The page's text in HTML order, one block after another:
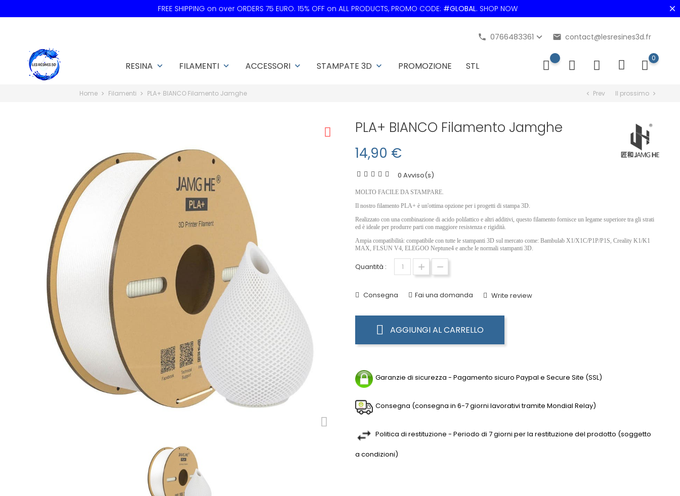
FREE SHIPPING on over ORDERS 75 EURO. 15% OFF on ALL PRODUCTS, PROMO CODE: #GLOBAL. SHOP NOW
phone 0766483361 email contact@lesresines3d.fr
RESINA keyboard_arrow_down FILAMENTI keyboard_arrow_down ACCESSORI keyboard_arrow_down STAMPATE 3D keyboard_arrow_down PROMOZIONE STL
0
Home Filamenti PLA+ BIANCO Filamento Jamghe chevron_left Prev Il prossimo chevron_right
PLA+ BIANCO Filamento Jamghe
14,90 €
0 Avviso(s)
MOLTO FACILE DA STAMPARE.
Il nostro filamento PLA+ è un'ottima opzione per i progetti di stampa 3D.
Realizzato con una combinazione di acido polilattico e altri additivi, questo filamento fornisce un legame superiore tra gli strati
ed è ideale per produrre parti con maggiore resistenza e rigidità.
Ampia compatibilità: compatibile con tutte le stampanti 3D sul mercato come: Bambulab X1/X1C/P1P/P1S, Creality K1/K1
MAX, FLSUN V4, ELEGOO Neptune4 e anche le normali stampanti 3D.
Quantità :
Consegna Fai una domanda Write review
AGGIUNGI AL CARRELLO
Garanzie di sicurezza - Pagamento sicuro Paypal e Secure Site (SSL)
Consegna (consegna in 6-7 giorni lavorativi tramite Mondial Relay)
Politica di restituzione - Periodo di 7 giorni per la restituzione del prodotto (soggetto
a condizioni)